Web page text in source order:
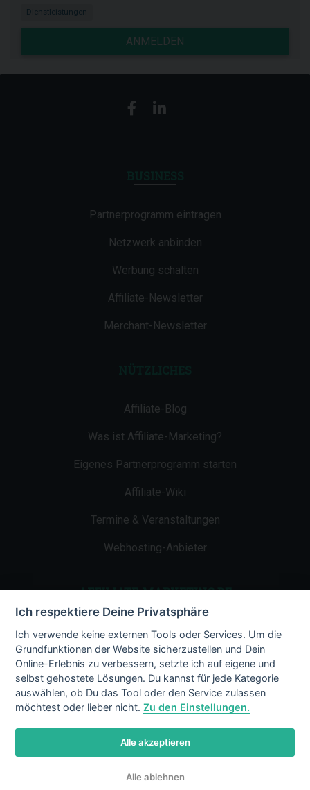
Dienstleistungen
ANMELDEN
Partnerprogramm eintragen
Netzwerk anbinden
Werbung schalten
Affiliate-Newsletter
Merchant-Newsletter
Affiliate-Blog
Was ist Affiliate-Marketing?
Eigenes Partnerprogramm starten
Affiliate-Wiki
Termine & Veranstaltungen
Webhosting-Anbieter
AFFILIATE-MARKETING.DE
Impressum
Kontakt
Datenschutz
Marketing.de/ LiMBo v2.8
Ich respektiere Deine Privatsphäre
Ich verwende keine externen Tools oder Services. Um die
Grundfunktionen der Website sicherzustellen und Dein
Online-Erlebnis zu verbessern, setzte ich auf eigene und
selbst gehostete Lösungen. Du kannst für jede Kategorie
auswählen, ob Du das Tool oder den Service zulassen
möchtest oder lieber nicht.Zu den Einstellungen.
Alle akzeptieren
Alle ablehnen